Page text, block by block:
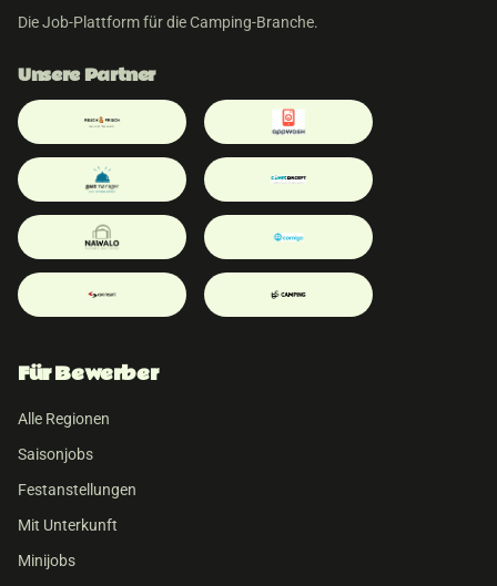
Die Job-Plattform für die Camping-Branche.
Unsere Partner
Für Bewerber
Alle Regionen
Saisonjobs
Festanstellungen
Mit Unterkunft
Minijobs